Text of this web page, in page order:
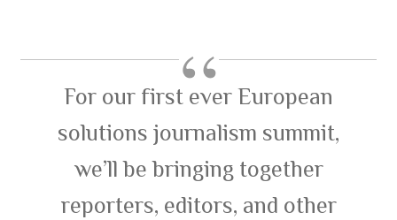
For our first ever European
solutions journalism summit,
we’ll be bringing together
reporters, editors, and other